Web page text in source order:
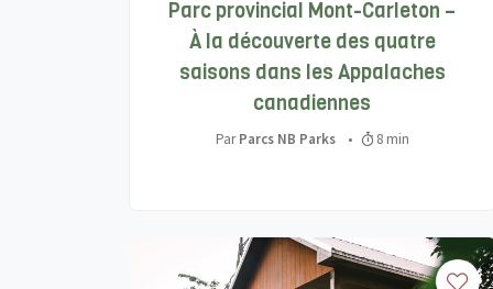
Parc provincial Mont-Carleton –
À la découverte des quatre
saisons dans les Appalaches
canadiennes
ParParcs NB Parks • 8 min